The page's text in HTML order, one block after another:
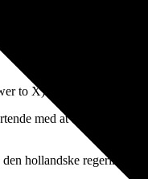
flyselskabers
to X) vil ikke være til
med at aflyse
hollandske regerings